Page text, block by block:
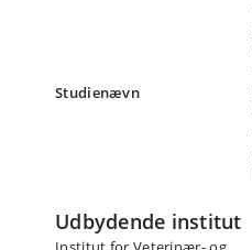
Studienævn
Udbydende institut